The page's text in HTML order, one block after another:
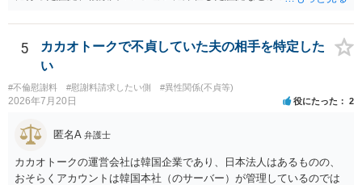
婚する、慰謝料をとるなど）ことができると思われます。 ただし、不
貞発覚後、長期間同居を続けると、不貞を許したとの評価につながる
場合がありますので、ご注意ください。 以上、ご参考まで。
5
カカオトークで不貞していた夫の相手を特定した
い
#不倫慰謝料 #慰謝料請求したい側 #異性関係(不貞等)
2026年7月20日 役にたった 2
匿名A 弁護士
カカオトークの運営会社は韓国企業であり、日本法人はあるものの、
おそらくアカウントは韓国本社（のサーバー）が管理しているのでは